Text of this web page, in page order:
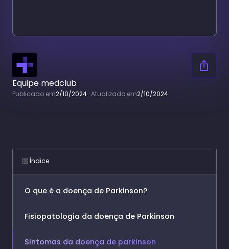
Equipe medclub
Publicado em2/10/2024 ·Atualizado em2/10/2024
Índice
O que é a doença de Parkinson?
Fisiopatologia da doença de Parkinson
Sintomas da doença de parkinson